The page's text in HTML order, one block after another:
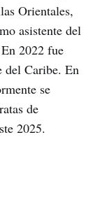
Orientales,
asistente del
2022 fue
del Caribe. En
se
de
2025.